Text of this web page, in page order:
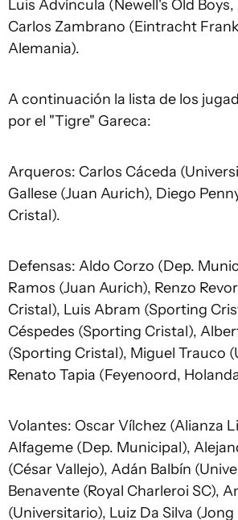
Luis Advíncula (Newell's Old
Carlos Zambrano (Eintracht
Alemania).
A continuación la lista de los
por el "Tigre" Gareca:
Arqueros: Carlos Cáceda
Gallese (Juan Aurich), Diego
Cristal).
Defensas: Aldo Corzo (Dep.
Ramos (Juan Aurich), Renzo
Cristal), Luis Abram (Sporting
Céspedes (Sporting Cristal),
(Sporting Cristal), Miguel Trauco
Renato Tapia (Feyenoord,
Volantes: Oscar Vílchez (Alianza
Alfageme (Dep. Municipal),
(César Vallejo), Adán Balbín
Benavente (Royal Charleroi SC),
(Universitario), Luiz Da Silva (Jong